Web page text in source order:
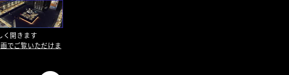
く開きます
でご覧いただけま